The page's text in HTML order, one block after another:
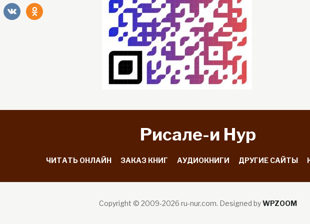
vkontakteodnoklassniki
Рисале-и Hyp
ЧИТАТЬ ОНЛАЙН ЗАКАЗ КНИГ АУДИОКНИГИ ДРУГИЕ САЙТЫ
Copyright © 2009-2026 ru-nur.com. Designed byWPZOOM